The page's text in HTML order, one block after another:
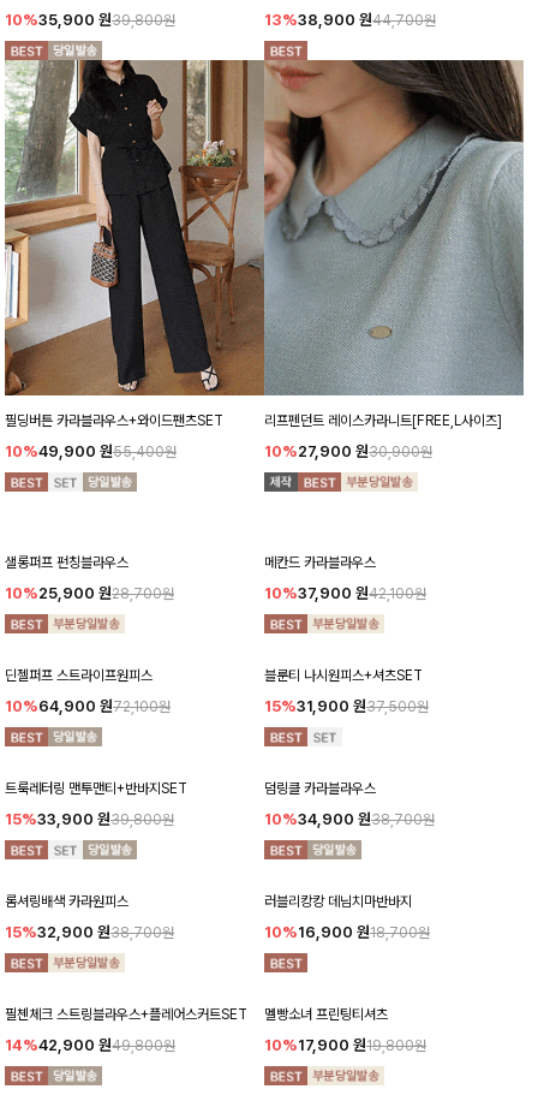
10%35,900 원39,800원 13%38,900 원44,700원
필딩버튼 카라블라우스+와이드팬츠SET
10%49,900 원55,400원
리프펜던트 레이스카라니트[FREE,L사이즈]
10%27,900 원30,900원
샐롱퍼프 펀칭블라우스
10%25,900 원28,700원
메칸드 카라블라우스
10%37,900 원42,100원
딘젤퍼프 스트라이프원피스
10%64,900 원72,100원
블룬티 나시원피스+셔츠SET
15%31,900 원37,500원
트룩레터링 맨투맨티+반바지SET
15%33,900 원39,800원
덤링클 카라블라우스
10%34,900 원38,700원
롬셔링배색 카라원피스
15%32,900 원38,700원
러블리캉캉 데님치마반바지
10%16,900 원18,700원
필첸체크 스트링블라우스+플레어스커트SET
14%42,900 원49,800원
멜빵소녀 프린팅티셔츠
10%17,900 원19,800원